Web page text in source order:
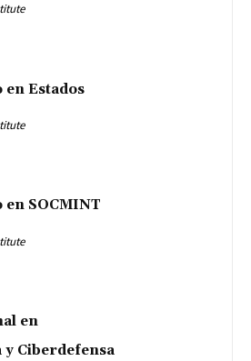
en Estados
en SOCMINT
en
Ciberdefensa